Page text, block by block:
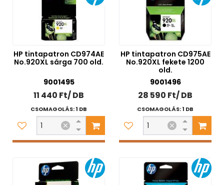
HP tintapatron CD974AE
No.920XL sárga 700 old.
9001495
11 440 Ft/ DB
CSOMAGOLÁS: 1 DB
HP tintapatron CD975AE
No.920XL fekete 1200
old.
9001496
28 590 Ft/ DB
CSOMAGOLÁS: 1 DB